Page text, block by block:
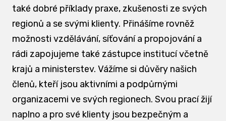
také dobré příklady praxe, zkušenosti ze svých
regionů a se svými klienty. Přinášíme rovněž
možnosti vzdělávání, síťování a propojování a
rádi zapojujeme také zástupce institucí včetně
krajů a ministerstev. Vážíme si důvěry našich
členů, kteří jsou aktivními a podpůrnými
organizacemi ve svých regionech. Svou prací žijí
naplno a pro své klienty jsou bezpečným a